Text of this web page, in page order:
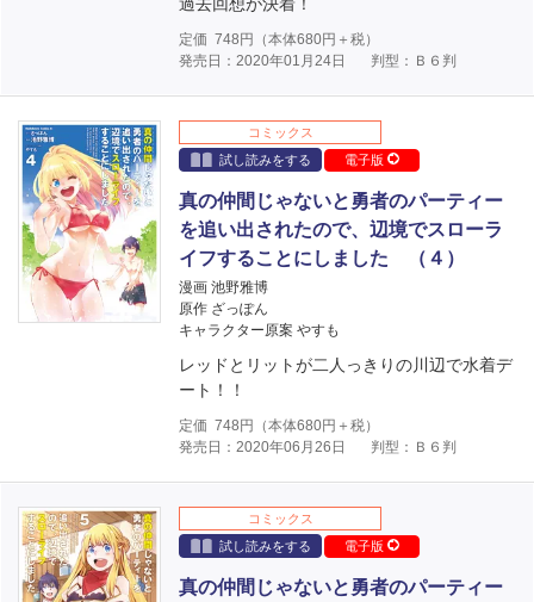
定価 748 円（本体680円＋税）
発売日：2020年01月24日
判型：Ｂ６判
コミックス
試し読みをする
電子版
真の仲間じゃないと勇者のパーティー
を追い出されたので、辺境でスローラ
イフすることにしました （４）
漫画 池野雅博
原作 ざっぽん
キャラクター原案 やすも
レッドとリットが二人っきりの川辺で水着デ
ート！！
定価 748 円（本体680円＋税）
発売日：2020年06月26日
判型：Ｂ６判
コミックス
試し読みをする
電子版
真の仲間じゃないと勇者のパーティー